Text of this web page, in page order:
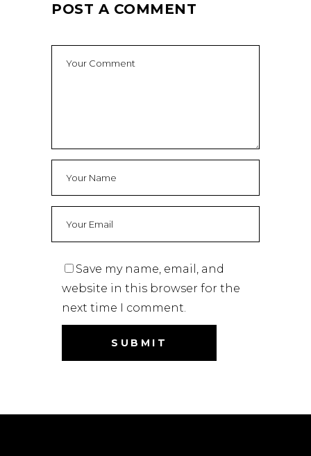
POST A COMMENT
Save my name, email, and
website in this browser for the
next time I comment.